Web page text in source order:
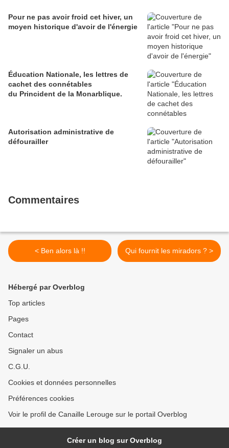
Pour ne pas avoir froid cet hiver, un
moyen historique d'avoir de l'énergie
Éducation Nationale, les lettres de
cachet des connétables
du Princident de la Monarblique.
Autorisation administrative de
défourailler
Commentaires
< Ben alors là !! Qui fournit les miradors ? >
Hébergé par Overblog
Top articles
Pages
Contact
Signaler un abus
C.G.U.
Cookies et données personnelles
Préférences cookies
Voir le profil de Canaille Lerouge sur le portail Overblog
Créer un blog sur Overblog